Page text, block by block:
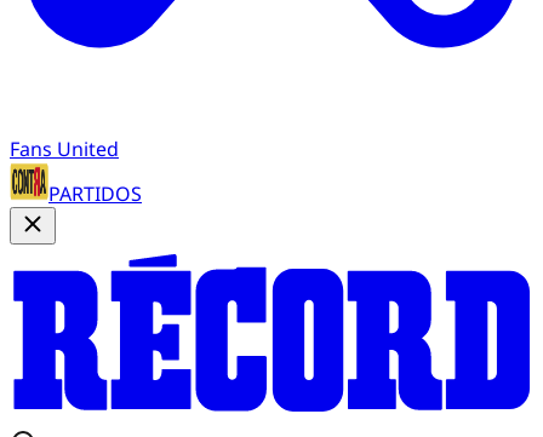
Fans United
PARTIDOS